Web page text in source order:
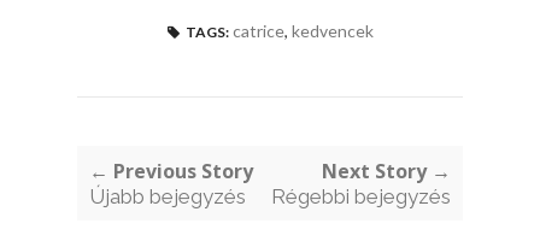
TAGS: catrice, kedvencek
← Previous Story
Újabb bejegyzés
Next Story →
Régebbi bejegyzés